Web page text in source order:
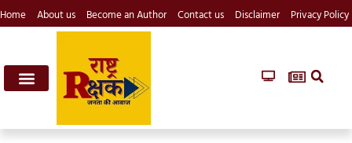
Home About us Become an Author Contact us Disclaimer Privacy Policy